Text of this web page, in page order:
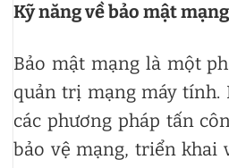
Kỹ năng về bảo mật mạng
Bảo mật mạng là một
quản trị mạng máy tính.
các phương pháp tấn
bảo vệ mạng, triển khai